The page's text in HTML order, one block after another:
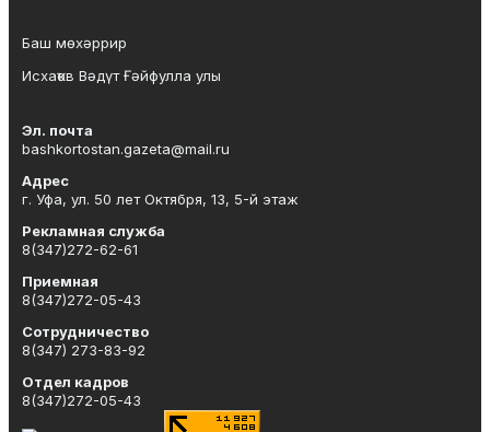
Баш мөхәррир
Исхаҡов Вәдүт Ғәйфулла улы
Эл. почта
bashkortostan.gazeta@mail.ru
Адрес
г. Уфа, ул. 50 лет Октября, 13, 5-й этаж
Рекламная служба
8(347)272-62-61
Приемная
8(347)272-05-43
Сотрудничество
8(347) 273-83-92
Отдел кадров
8(347)272-05-43